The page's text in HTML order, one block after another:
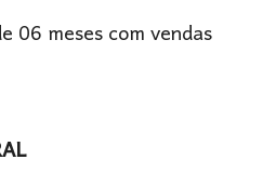
06 meses com vendas